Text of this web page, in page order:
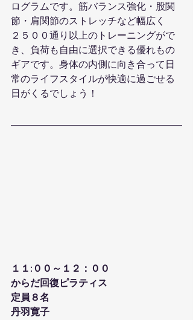
ログラムです。筋バランス強化・股関
節・肩関節のストレッチなど幅広く
２５００通り以上のトレーニングがで
き、負荷も自由に選択できる優れもの
ギアです。身体の内側に向き合って日
常のライフスタイルが快適に過ごせる
日がくるでしょう！
１１:００～１２：００
からだ回復ピラティス
定員８名
丹羽寛子